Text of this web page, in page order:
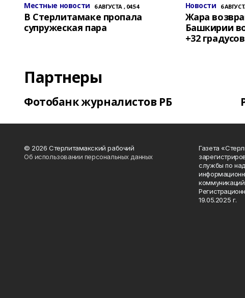
Местные новости 6 АВГУСТА , 04:54
В Стерлитамаке пропала
супружеская пара
Новости 6
Жара
Башкирии
+32 градусов
Партнеры
Фотобанк журналистов РБ
© 2026 Стерлитамакский рабочий
Об использовании персональных данных
Газета
службы по
19.05.2025 г.